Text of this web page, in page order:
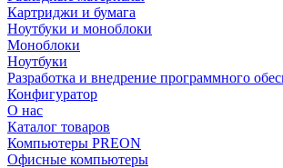
Картриджи и бумага
Ноутбуки и моноблоки
Моноблоки
Ноутбуки
Разработка и внедрение программного
Конфигуратор
О нас
Каталог товаров
Компьютеры PREON
Офисные компьютеры